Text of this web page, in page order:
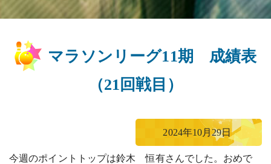
ュ
ー
マラソンリーグ11期 成績表
（21回戦目）
2024年10月29日
今週のポイントトップは鈴木 恒有さんでした。おめで